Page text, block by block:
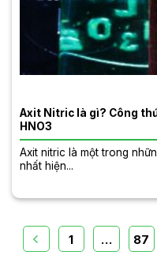
Axit Nitric là gì? Công
HNO3
Axit nitric là một trong
nhất hiện...
1 … 87